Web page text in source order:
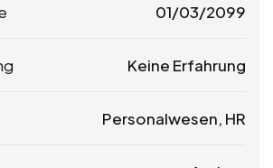
01/03/2099
Keine Erfahrung
Personalwesen, HR